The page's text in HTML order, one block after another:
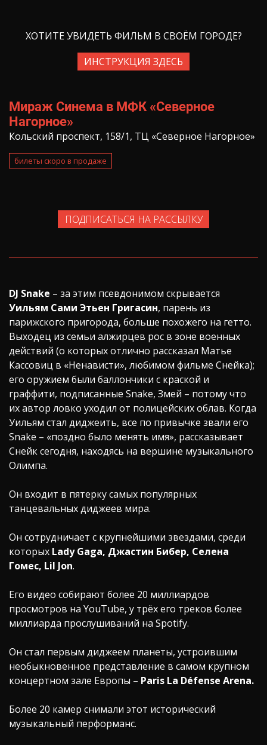
ХОТИТЕ УВИДЕТЬ ФИЛЬМ В СВОЁМ ГОРОДЕ?
ИНСТРУКЦИЯ ЗДЕСЬ
Мираж Синема в МФК «Северное
Нагорное»
Кольский проспект, 158/1, ТЦ «Северное Нагорное»
билеты скоро в продаже
ПОДПИСАТЬСЯ НА РАССЫЛКУ
DJ Snake – за этим псевдонимом скрывается
Уильям Сами Этьен Григасин, парень из
парижского пригорода, больше похожего на гетто.
Выходец из семьи алжирцев рос в зоне военных
действий (о которых отлично рассказал Матье
Кассовиц в «Ненависти», любимом фильме Снейка);
его оружием были баллончики с краской и
граффити, подписанные Snake, Змей – потому что
их автор ловко уходил от полицейских облав. Когда
Уильям стал диджеить, все по привычке звали его
Snake – «поздно было менять имя», рассказывает
Снейк сегодня, находясь на вершине музыкального
Олимпа.
Он входит в пятерку самых популярных
танцевальных диджеев мира.
Он сотрудничает с крупнейшими звездами, среди
которых Lady Gaga, Джастин Бибер, Селена
Гомес, Lil Jon.
Его видео собирают более 20 миллиардов
просмотров на YouTube, у трёх его треков более
миллиарда прослушиваний на Spotify.
Он стал первым диджеем планеты, устроившим
необыкновенное представление в самом крупном
концертном зале Европы – Paris La Défense Arena.
Более 20 камер снимали этот исторический
музыкальный перформанс.